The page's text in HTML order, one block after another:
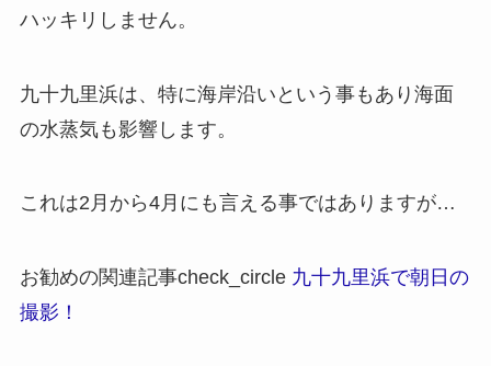
ハッキリしません。
九十九里浜は、特に海岸沿いという事もあり海面
の水蒸気も影響します。
これは2月から4月にも言える事ではありますが…
お勧めの関連記事check_circle 九十九里浜で朝日の
撮影！